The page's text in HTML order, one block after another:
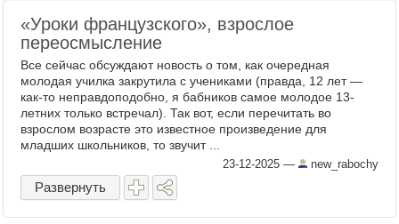
«Уроки французского», взрослое
переосмысление
Все сейчас обсуждают новость о том, как очередная
молодая училка закрутила с учениками (правда, 12 лет —
как-то неправдоподобно, я бабников самое молодое 13-
летних только встречал). Так вот, если перечитать во
взрослом возрасте это известное произведение для
младших школьников, то звучит ...
23-12-2025 — new_rabochy
Развернуть